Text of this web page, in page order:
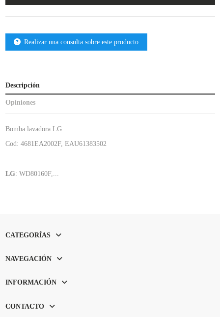
Realizar una consulta sobre este producto
Descripción
Opiniones
Bomba lavadora LG
Cod: 4681EA2002F, EAU61383502
LG: WD80160F,...
CATEGORÍAS
NAVEGACIÓN
INFORMACIÓN
CONTACTO